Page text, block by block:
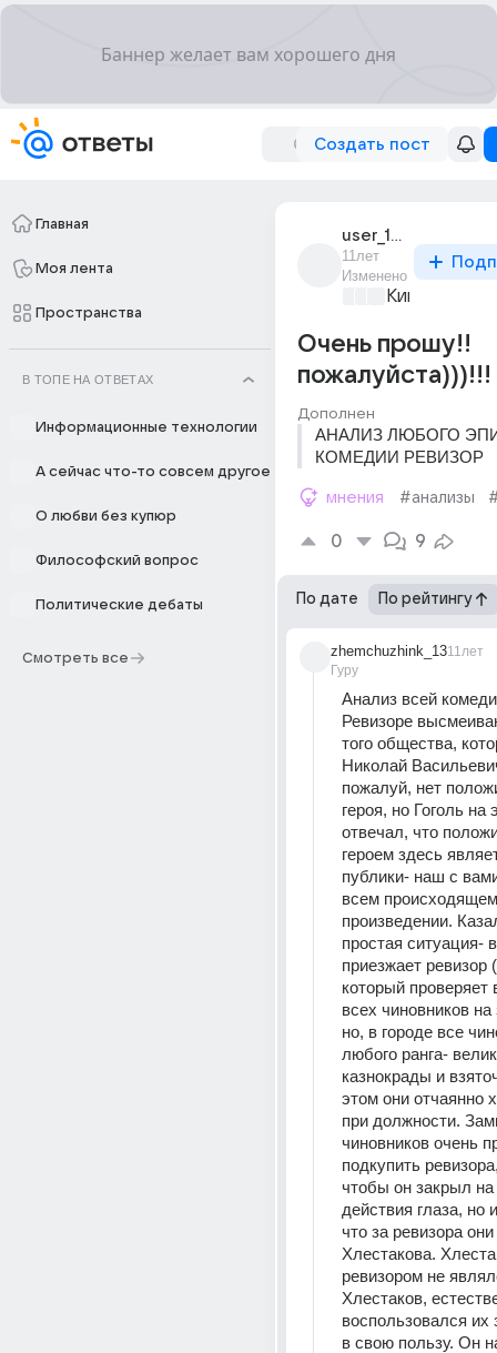
Создать пост
Главная
Моя лента
Пространства
В ТОПЕ НА ОТВЕТАХ
Информационные технологии
А сейчас что-то совсем другое
О любви без купюр
Философский вопрос
Политические дебаты
Смотреть все
user_108428137
11лет
Изменено
Киномания
Очень прошу!!
пожалуйста)))!!!
Дополнен
АНАЛИЗ ЛЮБОГО
КОМЕДИИ РЕВИЗОР
мнения #анализы
0 9
По дате По рейтингу
zhemchuzhink_13
Гуру
11лет
Анализ всей
Ревизоре
того общества,
Николай
пожалуй, нет
героя, но Гоголь на
отвечал, что
героем здесь
публики- наш с
всем
произведении.
простая ситуация-
приезжает ревизор
который проверяет
всех чиновников на
но, в городе все
любого ранга-
казнокрады и
этом они отчаянно
при должности.
чиновников очень
подкупить
чтобы он закрыл на
действия глаза, но
что за ревизора
Хлестакова.
ревизором не
Хлестаков,
воспользовался
в свою пользу. Он